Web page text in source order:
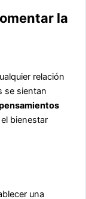
la
relación
se sientan
bienestar
una